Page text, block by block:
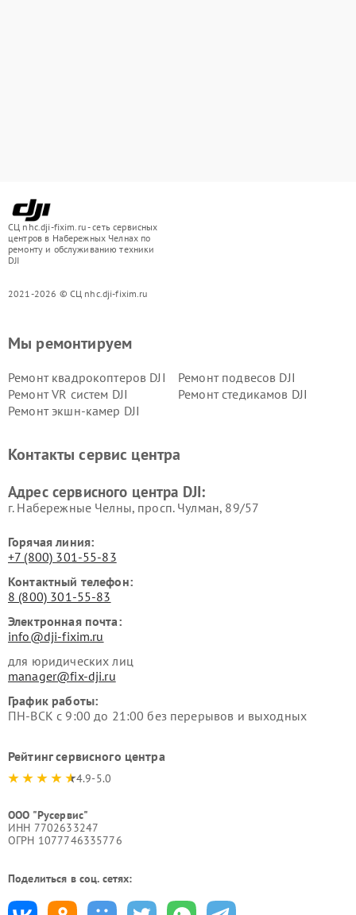
СЦ nhc.dji-fixim.ru - сеть сервисных
центров в Набережных Челнах по
ремонту и обслуживанию техники
DJI
2021-2026 © СЦ nhc.dji-fixim.ru
Мы ремонтируем
Ремонт квадрокоптеров DJI
Ремонт подвесов DJI
Ремонт VR систем DJI
Ремонт стедикамов DJI
Ремонт экшн-камер DJI
Контакты сервис центра
Адрес сервисного центра DJI:
г. Набережные Челны, просп. Чулман, 89/57
Горячая линия:
+7 (800) 301-55-83
Контактный телефон:
8 (800) 301-55-83
Электронная почта:
info@dji-fixim.ru
для юридических лиц
manager@fix-dji.ru
График работы:
ПН-ВСК с 9:00 до 21:00 без перерывов и выходных
Рейтинг сервисного центра
4.9-5.0
ООО "Русервис"
ИНН 7702633247
ОГРН 1077746335776
Поделиться в соц. сетях: